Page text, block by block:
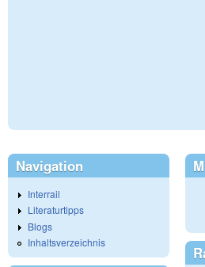
Navigation
Interrail
Literaturtipps
Blogs
Inhaltsverzeichnis